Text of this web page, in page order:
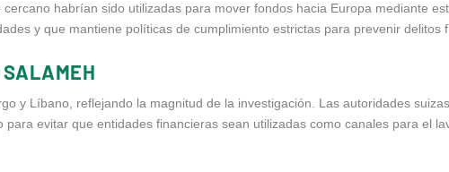
habrían sido utilizadas para mover fondos hacia Europa mediante
y que mantiene políticas de cumplimiento estrictas para prevenir delitos
SALAMEH
y Líbano, reflejando la magnitud de la investigación. Las autoridades
evitar que entidades financieras sean utilizadas como canales para el